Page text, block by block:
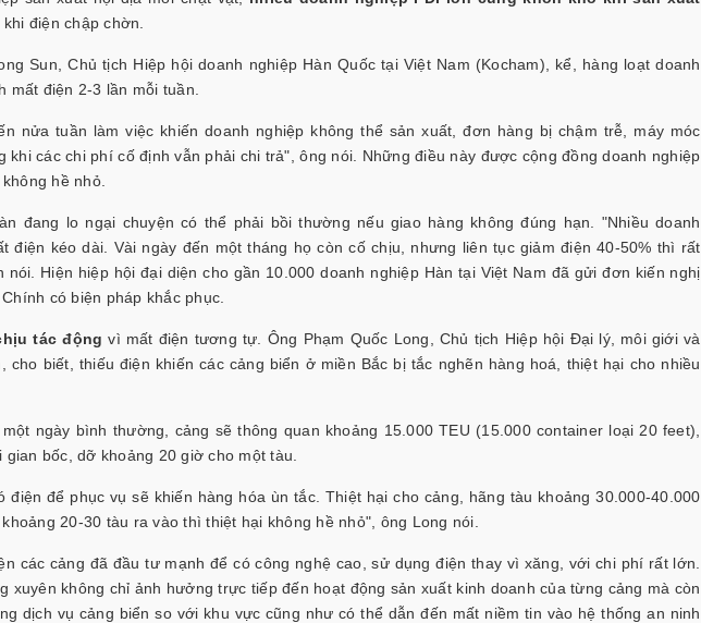
khi điện chập chờn.
Sun, Chủ tịch Hiệp hội doanh nghiệp Hàn Quốc tại Việt Nam (Kocham), kể, hàng loạt doanh
mất điện 2-3 lần mỗi tuần.
nửa tuần làm việc khiến doanh nghiệp không thể sản xuất, đơn hàng bị chậm trễ, máy móc
khi các chi phí cố định vẫn phải chi trả", ông nói. Những điều này được cộng đồng doanh nghiệp
hề nhỏ.
đang lo ngại chuyện có thể phải bồi thường nếu giao hàng không đúng hạn. "Nhiều doanh
điện kéo dài. Vài ngày đến một tháng họ còn cố chịu, nhưng liên tục giảm điện 40-50% thì rất
nói. Hiện hiệp hội đại diện cho gần 10.000 doanh nghiệp Hàn tại Việt Nam đã gửi đơn kiến nghị
có biện pháp khắc phục.
tác động vì mất điện tương tự. Ông Phạm Quốc Long, Chủ tịch Hiệp hội Đại lý, môi giới và
cho biết, thiếu điện khiến các cảng biển ở miền Bắc bị tắc nghẽn hàng hoá, thiệt hại cho nhiều
ngày bình thường, cảng sẽ thông quan khoảng 15.000 TEU (15.000 container loại 20 feet),
bốc, dỡ khoảng 20 giờ cho một tàu.
điện để phục vụ sẽ khiến hàng hóa ùn tắc. Thiệt hại cho cảng, hãng tàu khoảng 30.000-40.000
20-30 tàu ra vào thì thiệt hại không hề nhỏ", ông Long nói.
các cảng đã đầu tư mạnh để có công nghệ cao, sử dụng điện thay vì xăng, với chi phí rất lớn.
xuyên không chỉ ảnh hưởng trực tiếp đến hoạt động sản xuất kinh doanh của từng cảng mà còn
dịch vụ cảng biển so với khu vực cũng như có thể dẫn đến mất niềm tin vào hệ thống an ninh